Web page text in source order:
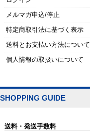
メルマガ申込/停止
特定商取引法に基づく表示
送料とお支払い方法について
個人情報の取扱いについて
SHOPPING GUIDE
送料・発送手数料